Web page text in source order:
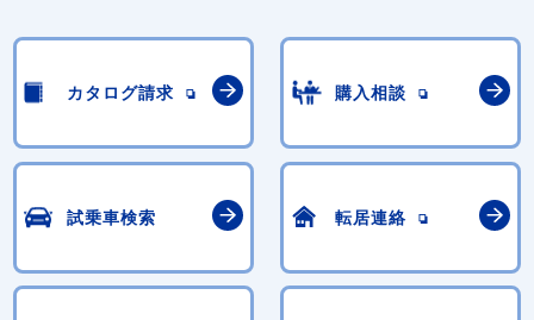
カタログ請求 購入相談
試乗車検索 転居連絡